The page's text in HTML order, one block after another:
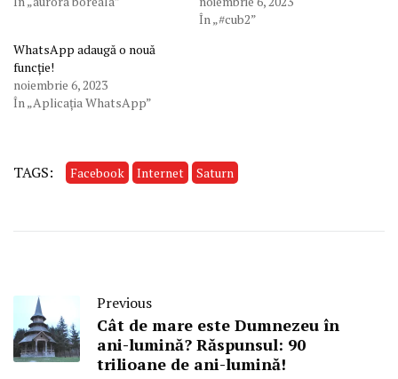
În „#cub2”
WhatsApp adaugă o nouă
funcție!
noiembrie 6, 2023
În „Aplicația WhatsApp”
TAGS: Facebook Internet Saturn
Previous
Cât de mare este Dumnezeu în
ani-lumină? Răspunsul: 90
trilioane de ani-lumină!